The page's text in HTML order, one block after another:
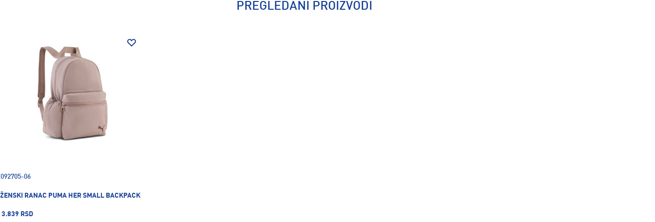
PREGLEDANI PROIZVODI
092705-06
ŽENSKI RANAC PUMA HER SMALL BACKPACK
3.839 RSD